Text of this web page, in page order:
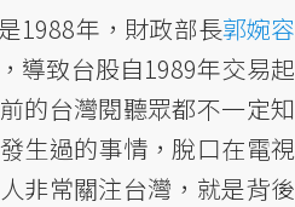
1988年，財政部長郭婉容
導致台股自1989年交易起
的台灣閱聽眾都不一定知
生過的事情，脫口在電視
非常關注台灣，就是背後